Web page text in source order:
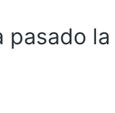
pasado